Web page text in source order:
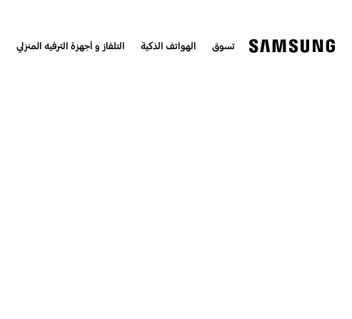
تسوق الهواتف الذكية التلفاز و أجهزة الترفيه المنزلي